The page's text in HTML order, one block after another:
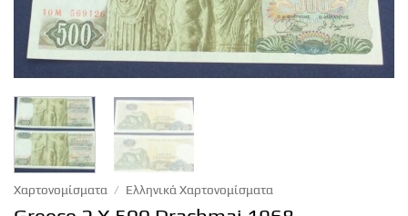
Χαρτονομίσματα / Ελληνικά Χαρτονομίσματα